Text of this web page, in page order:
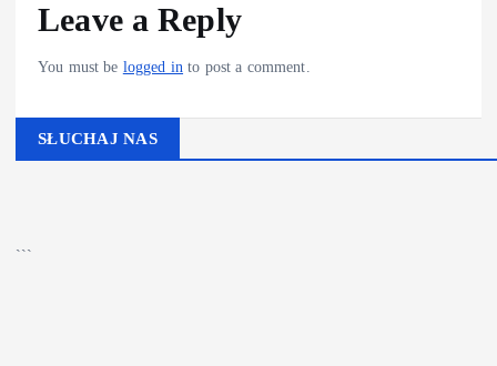
Leave a Reply
You must be logged in to post a comment.
SŁUCHAJ NAS
```